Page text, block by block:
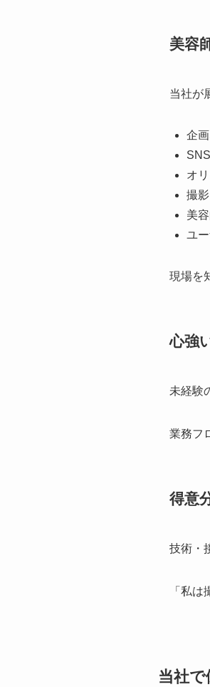
美容
当社が
企
オ
撮
美
ユ
現場を
心強
未経験
業務フ
得意
技術・
「私
当社